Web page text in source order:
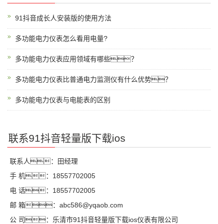
91抖音成长人安装版的使用方法
多功能电力仪表怎么看用电量?
多功能电力仪表应用领域有哪些？
多功能电力仪表比普通电力监测仪有什么优势？
多功能电力仪表与电能表的区别
联系91抖音轻量版下载ios
联系人：田经理
手 机：18557702005
电 话：18557702005
邮 箱：abc586@yqaob.com
公 司：乐清市91抖音轻量版下载ios仪表有限公司